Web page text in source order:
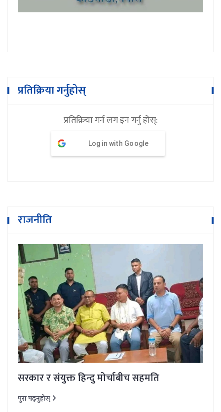
प्रतिक्रिया गर्नुहोस्
प्रतिक्रिया गर्न लग इन गर्नु होस्:
Log in with Google
राजनीति
सरकार र संयुक्त हिन्दु मोर्चाबीच सहमति
पुरा पढ्नुहोस्